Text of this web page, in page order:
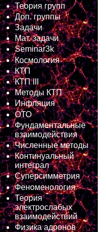
Теория групп
Доп. группы
Задачи
Мат. задачи
Seminar3k
Космология
КТП
КТП III
Методы КТП
Инфляция
ОТО
Фундаментальные
взаимодействия
Численные методы
Континуальный
интеграл
Суперсимметрия
Феноменология
Теория
электрослабых
взаимодействий
Физика адронов